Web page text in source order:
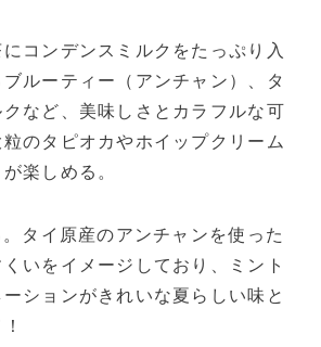
コンデンスミルクをたっぷり入
ルーティー（アンチャン）、タ
など、美味しさとカラフルな可
のタピオカやホイップクリーム
楽しめる。
タイ原産のアンチャンを使った
いをイメージしており、ミント
ションがきれいな夏らしい味と